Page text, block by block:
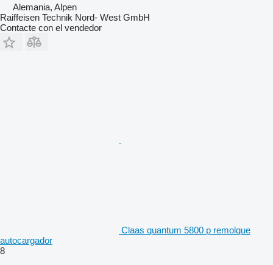
Alemania, Alpen
Raiffeisen Technik Nord- West GmbH
Contacte con el vendedor
Claas quantum 5800 p remolque
autocargador
8